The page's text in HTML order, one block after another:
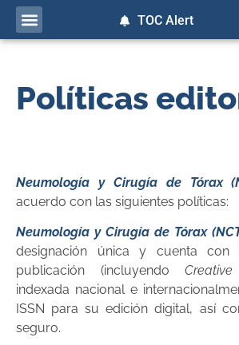
TOC Alert
Políticas
Neumología y Cirugía de Tórax
acuerdo con las siguientes políticas:
Neumología y Cirugía de Tórax
designación única y cuenta con
publicación (incluyendo
indexada nacional e
ISSN para su edición digital, así
seguro.